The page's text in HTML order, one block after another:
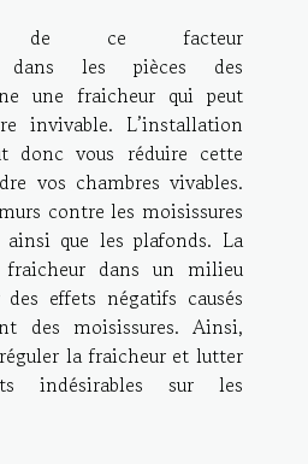
de ce facteur
dans les pièces des
une fraicheur qui peut
invivable. L’installation
donc vous réduire cette
vos chambres vivables.
contre les moisissures
que les plafonds. La
dans un milieu
effets négatifs causés
des moisissures. Ainsi,
la fraicheur et lutter
indésirables sur les